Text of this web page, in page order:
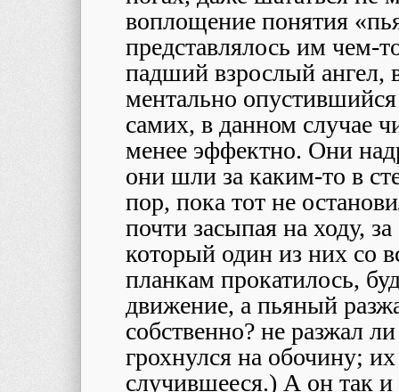
воплощение понятия
представлялось им
падший взрослый ангел,
ментально
самих, в данном случае
менее эффектно. Они
они шли за каким-то в
пор, пока тот не
почти засыпая на ходу,
который один из них со
планкам прокатилось,
движение, а пьяный
собственно? не разжал
грохнулся на обочину;
случившееся.) А он так